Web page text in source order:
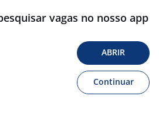
vagas no nosso app
ABRIR
Continuar